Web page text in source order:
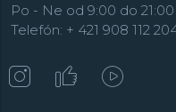
Po - Ne od 9:00 do 21:00
Telefón: + 421 908 112